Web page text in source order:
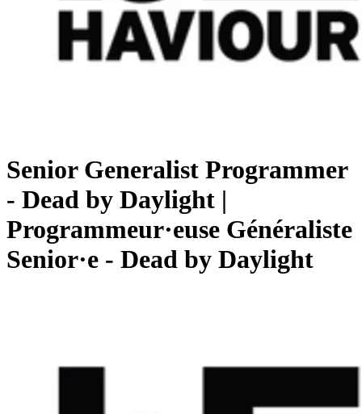
Senior Generalist Programmer
- Dead by Daylight |
Programmeur·euse Généraliste
Senior·e - Dead by Daylight